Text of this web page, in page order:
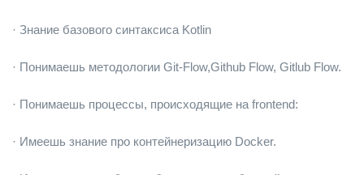
· Знание базового синтаксиса Kotlin
· Понимаешь методологии Git-Flow,Github Flow, Gitlub Flow.
· Понимаешь процессы, происходящие на frontend:
· Имеешь знание про контейнеризацию Docker.